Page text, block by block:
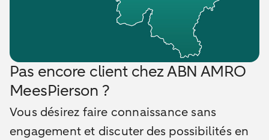
Pas encore client chez ABN AMRO
MeesPierson ?
Vous désirez faire connaissance sans
engagement et discuter des possibilités en